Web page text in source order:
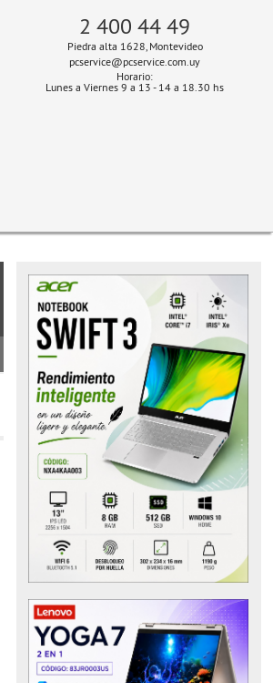
2 400 44 49
Piedra alta 1628, Montevideo
pcservice@pcservice.com.uy
Horario:
Lunes a Viernes 9 a 13 - 14 a 18.30 hs